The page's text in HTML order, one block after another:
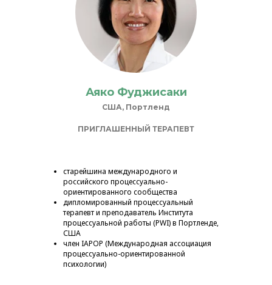
Аяко Фуджисаки
США, Портленд
ПРИГЛАШЕННЫЙ ТЕРАПЕВТ
старейшина международного и
российского процессуально-
ориентированного сообщества
дипломированный процессуальный
терапевт и преподаватель Института
процессуальной работы (PWI) в Портленде,
США
член IAPOP (Международная ассоциация
процессуально-ориентированной
психологии)